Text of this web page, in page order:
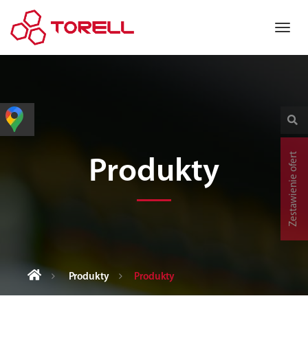
Produkty
Produkty Produkty
Zestawienie ofert